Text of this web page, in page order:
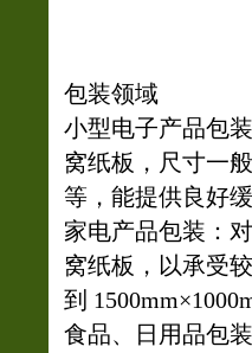
包装领域
小型电子产品包
窝纸板，尺寸一
等，能提供良好
家电产品包装：
窝纸板，以承受
到
食品、日用品包